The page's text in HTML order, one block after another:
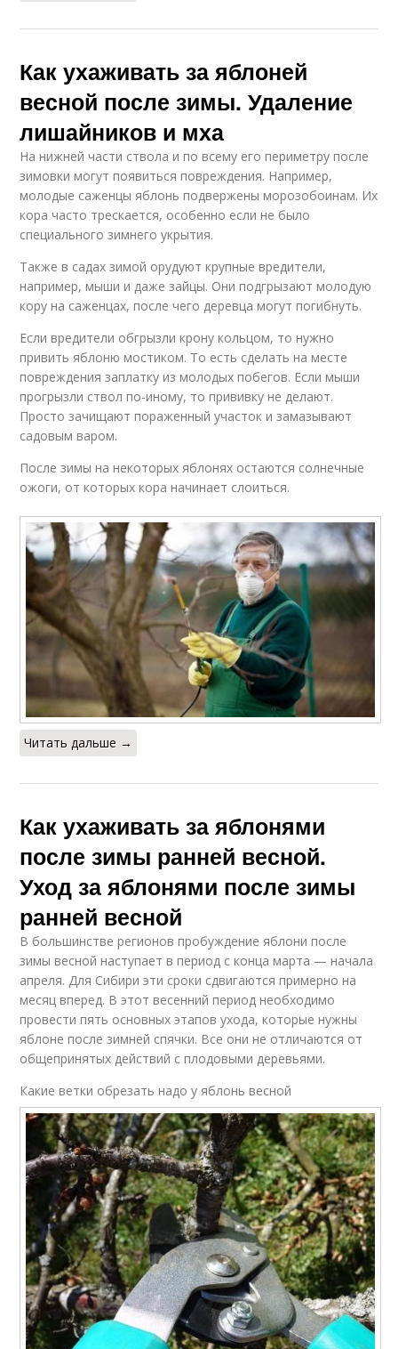
Как ухаживать за яблоней
весной после зимы. Удаление
лишайников и мха
На нижней части ствола и по всему его периметру после
зимовки могут появиться повреждения. Например,
молодые саженцы яблонь подвержены морозобоинам. Их
кора часто трескается, особенно если не было
специального зимнего укрытия.
Также в садах зимой орудуют крупные вредители,
например, мыши и даже зайцы. Они подгрызают молодую
кору на саженцах, после чего деревца могут погибнуть.
Если вредители обгрызли крону кольцом, то нужно
привить яблоню мостиком. То есть сделать на месте
повреждения заплатку из молодых побегов. Если мыши
прогрызли ствол по-иному, то прививку не делают.
Просто зачищают пораженный участок и замазывают
садовым варом.
После зимы на некоторых яблонях остаются солнечные
ожоги, от которых кора начинает слоиться.
Читать дальше →
Как ухаживать за яблонями
после зимы ранней весной.
Уход за яблонями после зимы
ранней весной
В большинстве регионов пробуждение яблони после
зимы весной наступает в период с конца марта — начала
апреля. Для Сибири эти сроки сдвигаются примерно на
месяц вперед. В этот весенний период необходимо
провести пять основных этапов ухода, которые нужны
яблоне после зимней спячки. Все они не отличаются от
общепринятых действий с плодовыми деревьями.
Какие ветки обрезать надо у яблонь весной